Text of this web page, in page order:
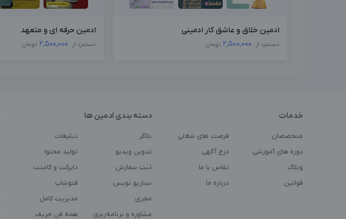
ادمین خلاق و عاشق کار ادمینی
دستمزد از 2,500,000 تومان
ادمین حرفه ای و متعهد
دستمزد از 2,500,000 تومان
خدمات
متخصصان
فرصت های شغلی
دوره های آموزشی
درج آگهی
وبلاگ
تماس با ما
قوانین
درباره ما
دسته بندی ادمین ها
بلاگر
تبلیغات
تدوین ویدیو
تولید محتوا
ثبت سفارش
دایرکت و کامنت
سناریو نویس
فتوشاپ
مجری
مدیریت کامل
مشاوره و برنامه‌ریزی
همه فن حریف